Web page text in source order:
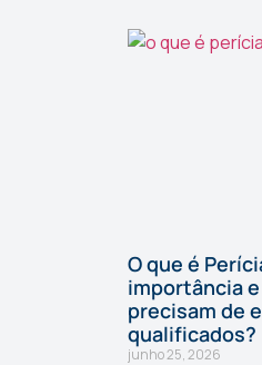
O que é
importância
precisam de
qualificados?
junho 25, 2026